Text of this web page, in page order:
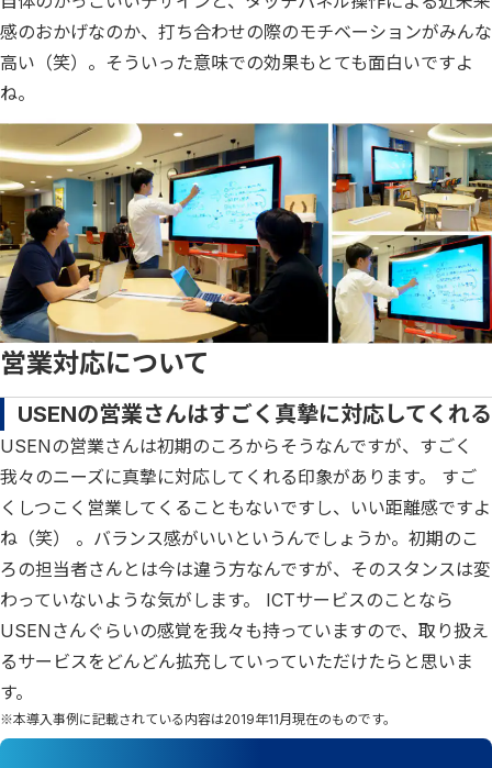
感のおかげなのか、打ち合わせの際のモチベーションがみんな
高い（笑）。そういった意味での効果もとても面白いですよ
ね。
営業対応について
USENの営業さんはすごく真摯に対応してくれる
USENの営業さんは初期のころからそうなんですが、すごく
我々のニーズに真摯に対応してくれる印象があります。 すご
くしつこく営業してくることもないですし、いい距離感ですよ
ね（笑） 。バランス感がいいというんでしょうか。初期のこ
ろの担当者さんとは今は違う方なんですが、そのスタンスは変
わっていないような気がします。 ICTサービスのことなら
USENさんぐらいの感覚を我々も持っていますので、取り扱え
るサービスをどんどん拡充していっていただけたらと思いま
す。
※本導入事例に記載されている内容は2019年11月現在のものです。